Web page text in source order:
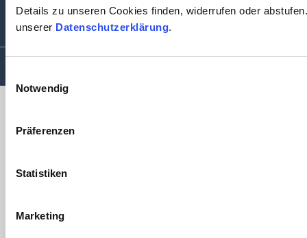
Details zu unseren Cookies finden, widerrufen oder
unserer Datenschutzerklärung.
Notwendig
Präferenzen
Statistiken
Marketing
mail@schlottke-reinarz.de